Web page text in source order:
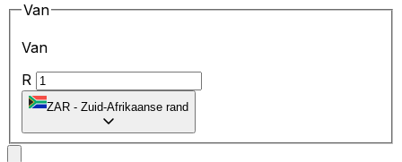
Van
Van
R
ZAR - Zuid-Afrikaanse rand